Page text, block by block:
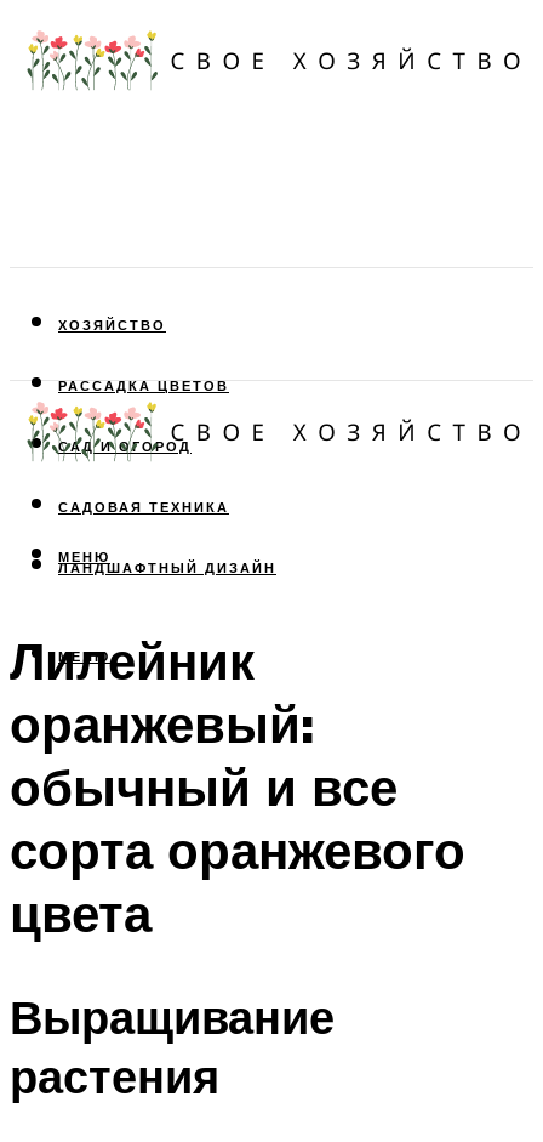
ХОЗЯЙСТВО
РАССАДКА ЦВЕТОВ
САД И ОГОРОД
САДОВАЯ ТЕХНИКА
ЛАНДШАФТНЫЙ ДИЗАЙН
МЕНЮ
МЕНЮ
Лилейник
оранжевый:
обычный и все
сорта оранжевого
цвета
Выращивание
растения